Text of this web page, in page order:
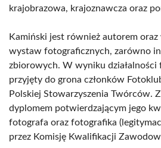
krajobrazowa, krajoznawcza oraz
Kamiński jest również autorem
wystaw fotograficznych, zarówno
zbiorowych. W wyniku działalności
przyjęty do grona członków
Polskiej Stowarzyszenia Twórców.
dyplomem potwierdzającym jego
fotografa oraz fotografika
przez Komisję Kwalifikacji